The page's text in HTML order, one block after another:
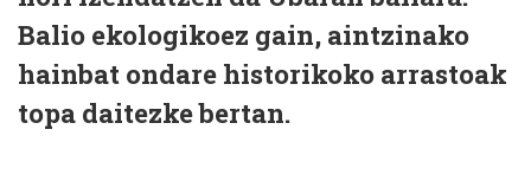
Balio ekologikoez gain, aintzinako
hainbat ondare historikoko arrastoak
topa daitezke bertan.